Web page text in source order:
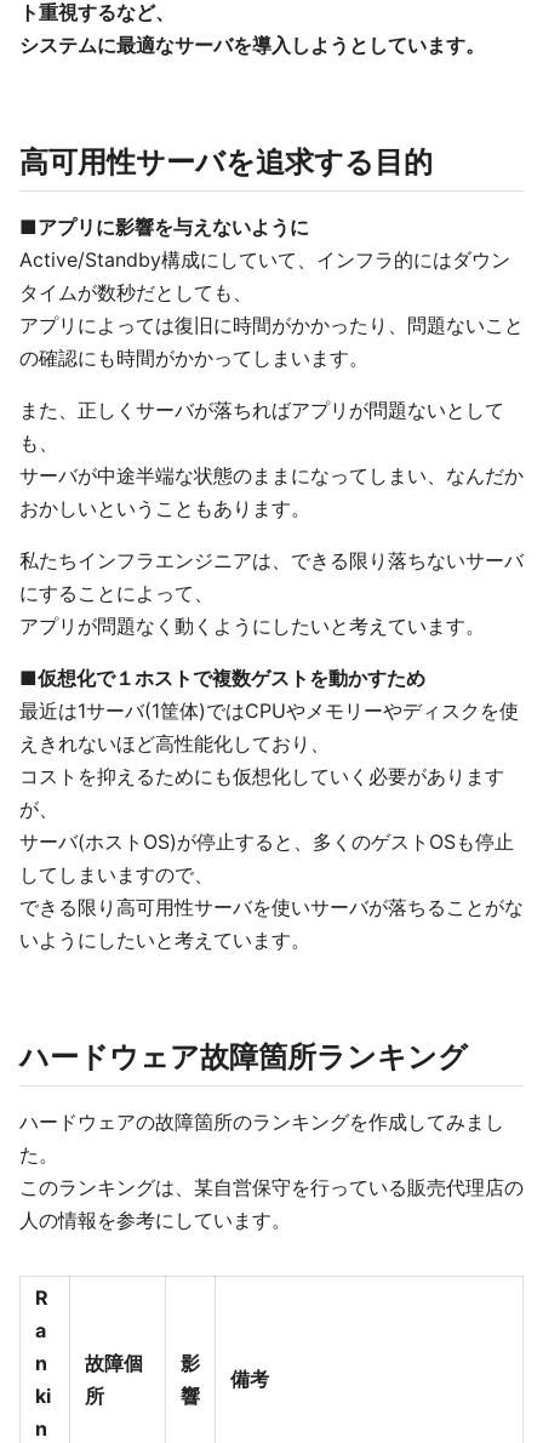
ト重視するなど、
システムに最適なサーバを導入しようとしています。
高可用性サーバを追求する目的
■アプリに影響を与えないように
Active/Standby構成にしていて、インフラ的にはダウン
タイムが数秒だとしても、
アプリによっては復旧に時間がかかったり、問題ないこと
の確認にも時間がかかってしまいます。
また、正しくサーバが落ちればアプリが問題ないとして
も、
サーバが中途半端な状態のままになってしまい、なんだか
おかしいということもあります。
私たちインフラエンジニアは、できる限り落ちないサーバ
にすることによって、
アプリが問題なく動くようにしたいと考えています。
■仮想化で１ホストで複数ゲストを動かすため
最近は1サーバ(1筐体)ではCPUやメモリーやディスクを使
えきれないほど高性能化しており、
コストを抑えるためにも仮想化していく必要があります
が、
サーバ(ホストOS)が停止すると、多くのゲストOSも停止
してしまいますので、
できる限り高可用性サーバを使いサーバが落ちることがな
いようにしたいと考えています。
ハードウェア故障箇所ランキング
ハードウェアの故障箇所のランキングを作成してみまし
た。
このランキングは、某自営保守を行っている販売代理店の
人の情報を参考にしています。
R
a
n
ki
n
故障個
所
影
響
備考